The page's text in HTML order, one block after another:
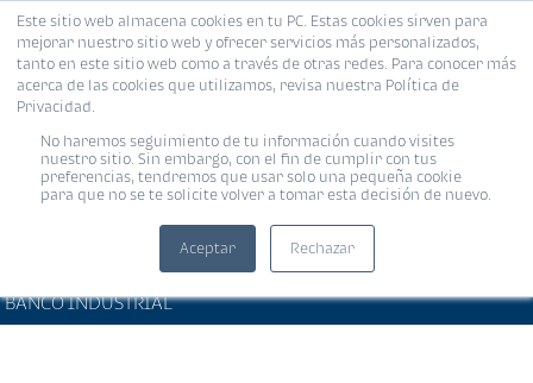
Este sitio web almacena cookies en tu PC. Estas cookies sirven para
mejorar nuestro sitio web y ofrecer servicios más personalizados,
tanto en este sitio web como a través de otras redes. Para conocer más
acerca de las cookies que utilizamos, revisa nuestra Política de
Privacidad.
No haremos seguimiento de tu información cuando visites
nuestro sitio. Sin embargo, con el fin de cumplir con tus
preferencias, tendremos que usar solo una pequeña cookie
para que no se te solicite volver a tomar esta decisión de nuevo.
Aceptar Rechazar
MENÚ
BANCO INDUSTRIAL